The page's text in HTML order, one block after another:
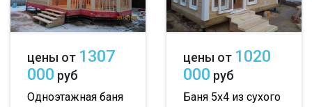
цены от 1307
000 руб
Одноэтажная баня
цены от 1020
000 руб
Баня 5х4 из сухого